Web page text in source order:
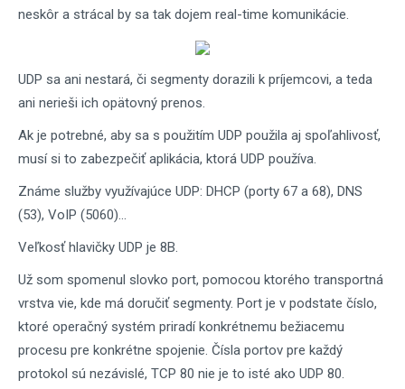
neskôr a strácal by sa tak dojem real-time komunikácie.
UDP sa ani nestará, či segmenty dorazili k príjemcovi, a teda
ani nerieši ich opätovný prenos.
Ak je potrebné, aby sa s použitím UDP použila aj spoľahlivosť,
musí si to zabezpečiť aplikácia, ktorá UDP používa.
Známe služby využívajúce UDP: DHCP (porty 67 a 68), DNS
(53), VoIP (5060)...
Veľkosť hlavičky UDP je 8B.
Už som spomenul slovko port, pomocou ktorého transportná
vrstva vie, kde má doručiť segmenty. Port je v podstate číslo,
ktoré operačný systém priradí konkrétnemu bežiacemu
procesu pre konkrétne spojenie. Čísla portov pre každý
protokol sú nezávislé, TCP 80 nie je to isté ako UDP 80.